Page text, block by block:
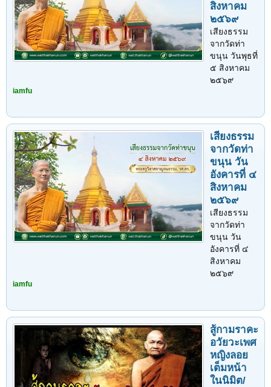
สิงหาคม
๒๕๖๙
เสียงธรรม
จากวัดท่า
ขนุน วันพุธที่
๕ สิงหาคม
๒๕๖๙
iamfu
เสียงธรรม
จากวัดท่า
ขนุน วัน
อังคารที่ ๔
สิงหาคม
๒๕๖๙
เสียงธรรม
จากวัดท่า
ขนุน วัน
อังคารที่ ๔
สิงหาคม
๒๕๖๙
iamfu
สู้กามราคะ
อวัยวะเพศ
หญิงลอย
เต็มหน้า
ในนิมิต/